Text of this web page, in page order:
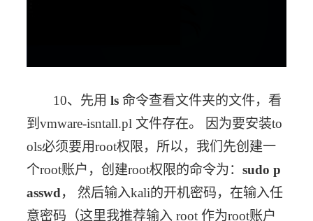
10、先用 ls 命令查看文件夹的文件，看
到vmware-isntall.pl 文件存在。 因为要安装to
ols必须要用root权限，所以，我们先创建一
个root账户，创建root权限的命令为：sudo p
asswd， 然后输入kali的开机密码，在输入任
意密码（这里我推荐输入 root 作为root账户